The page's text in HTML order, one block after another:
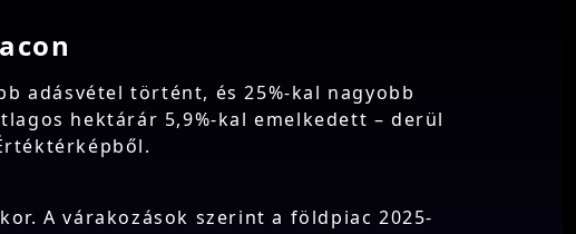
adásvétel történt, és 25%-kal nagyobb
hektárár 5,9%-kal emelkedett – derül
A várakozások szerint a földpiac 2025-